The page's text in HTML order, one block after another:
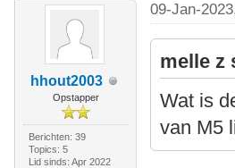
hhout2003
Opstapper
Berichten: 39
Topics: 5
Lid sinds: Apr 2022
09-Jan-
melle z
Wat is
van M5